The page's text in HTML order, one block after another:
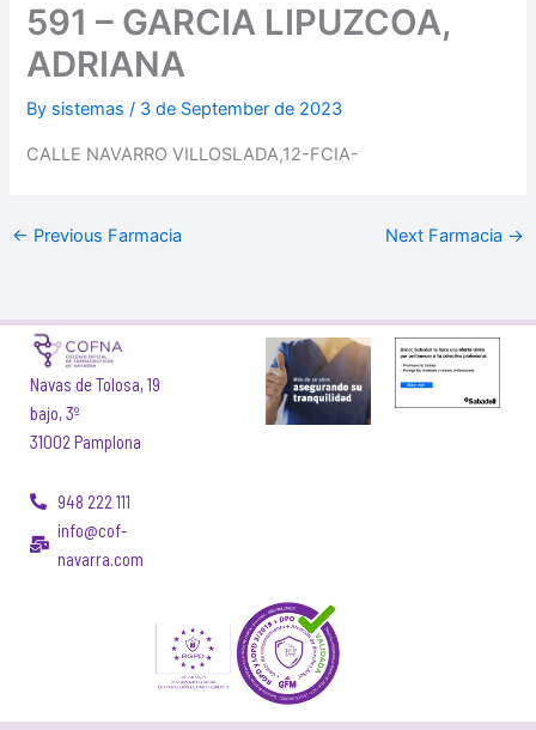
591 – GARCIA LIPUZCOA,
ADRIANA
By sistemas/ 3 de September de 2023
CALLE NAVARRO VILLOSLADA,12-FCIA-
← Previous Farmacia Next Farmacia →
Navas de Tolosa, 19
bajo, 3º
31002 Pamplona
948 222 111
info@cof-
navarra.com